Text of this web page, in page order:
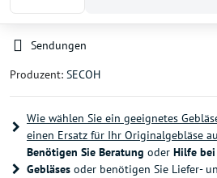
Sendungen
Produzent: SECOH
Wie wählen Sie ein geeignetes
einen Ersatz für Ihr Originalgebläse
Benötigen Sie Beratung oder Hilfe bei
Gebläses oder benötigen Sie Liefer-